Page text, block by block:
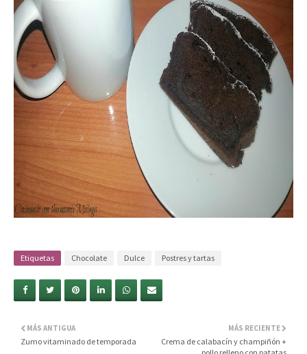
Etiquetas Chocolate Dulce Postres y tartas
MÁS RECIENTE
Crema de calabacín y champiñón +
MÁS ANTIGUA
Zumo vitaminado de temporada